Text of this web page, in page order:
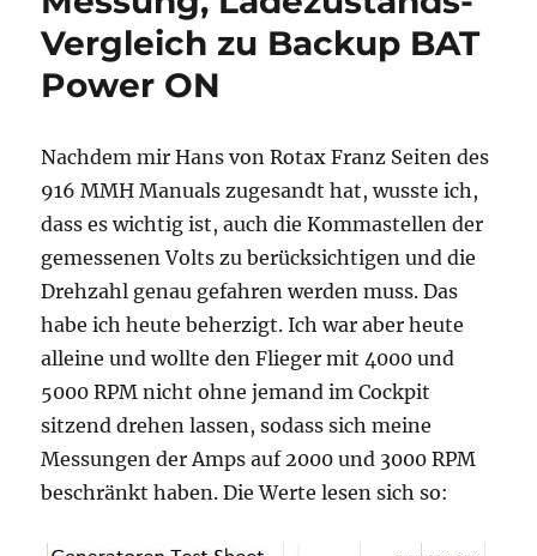
Vergleich zu Backup BAT
Power ON
Nachdem mir Hans von Rotax Franz Seiten des
916 MMH Manuals zugesandt hat, wusste ich,
dass es wichtig ist, auch die Kommastellen der
gemessenen Volts zu berücksichtigen und die
Drehzahl genau gefahren werden muss. Das
habe ich heute beherzigt. Ich war aber heute
alleine und wollte den Flieger mit 4000 und
5000 RPM nicht ohne jemand im Cockpit
sitzend drehen lassen, sodass sich meine
Messungen der Amps auf 2000 und 3000 RPM
beschränkt haben. Die Werte lesen sich so: